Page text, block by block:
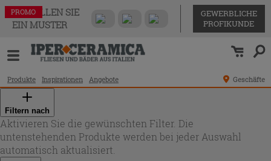
BESTELLEN SIE
EIN MUSTER
GEWERBLICHE
PROFIKUNDE
Produkte Inspirationen Angebote Geschäfte
Filtern nach
Aktivieren Sie die gewünschten Filter. Die
untenstehenden Produkte werden bei jeder Auswahl
automatisch aktualisiert.
PROMO
PROMO
PROMO
PROMO
PROMO
PROMO
PROMO
PROMO
PROMO
PROMO
PROMO
PROMO
PROMO
PROMO